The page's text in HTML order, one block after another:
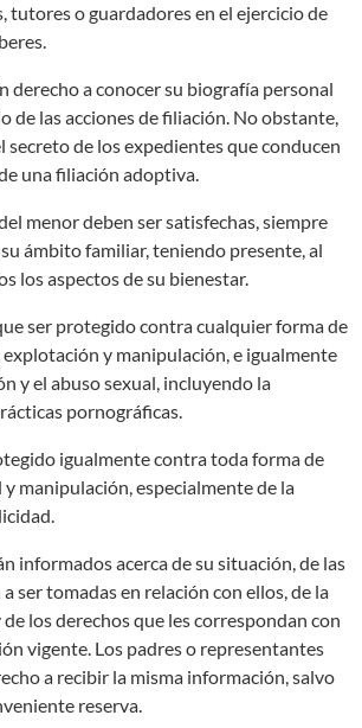
tutores o guardadores en el ejercicio de
derecho a conocer su biografía personal
de las acciones de filiación. No obstante,
secreto de los expedientes que conducen
una filiación adoptiva.
menor deben ser satisfechas, siempre
ámbito familiar, teniendo presente, al
los aspectos de su bienestar.
ser protegido contra cualquier forma de
y manipulación, e igualmente
y el abuso sexual, incluyendo la
pornográficas.
igualmente contra toda forma de
manipulación, especialmente de la
informados acerca de su situación, de las
ser tomadas en relación con ellos, de la
los derechos que les correspondan con
vigente. Los padres o representantes
a recibir la misma información, salvo
reserva.